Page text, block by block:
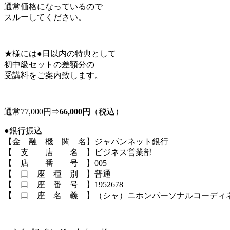
通常価格になっているので
スルーしてください。
★様には●日以内の特典として
初中級セットの差額分の
受講料をご案内致します。
通常77,000円⇒66,000円 （税込）
●銀行振込
【金 融 機 関 名】ジャパンネット銀行
【 支 店 名 】ビジネス営業部
【 店 番 号 】005
【 口 座 種 別 】普通
【 口 座 番 号 】1952678
【 口 座 名 義 】（シャ）ニホンパーソナルコーディネ